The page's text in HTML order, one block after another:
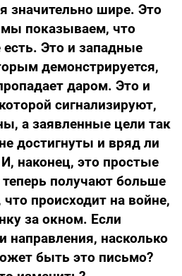
значительно шире. Это
показываем, что
Это и западные
демонстрируется,
даром. Это и
сигнализируют,
а заявленные цели так
достигнуты и вряд ли
наконец, это простые
получают больше
происходит на войне,
за окном. Если
направления, насколько
быть это письмо?